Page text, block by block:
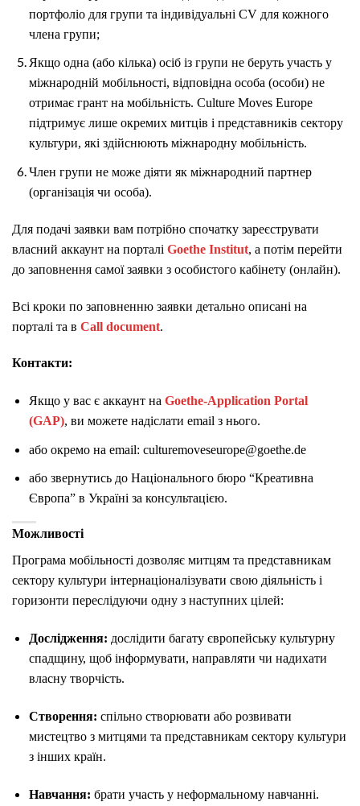
портфоліо для групи та індивідуальні CV для кожного
члена групи;
Якщо одна (або кілька) осіб із групи не беруть участь у
міжнародній мобільності, відповідна особа (особи) не
отримає грант на мобільність. Culture Moves Europe
підтримує лише окремих митців і представників сектору
культури, які здійснюють міжнародну мобільність.
Член групи не може діяти як міжнародний партнер
(організація чи особа).
Для подачі заявки вам потрібно спочатку зареєструвати
власний аккаунт на порталі Goethe Institut, а потім перейти
до заповнення самої заявки з особистого кабінету (онлайн).
Всі кроки по заповненню заявки детально описані на
порталі та в Call document.
Контакти:
Якщо у вас є аккаунт на Goethe-Application Portal
(GAP), ви можете надіслати email з нього.
або окремо на email: culturemoveseurope@goethe.de
або звернутись до Національного бюро “Креативна
Європа” в Україні за консультацією.
Можливості
Програма мобільності дозволяє митцям та представникам
сектору культури інтернаціоналізувати свою діяльність і
горизонти переслідуючи одну з наступних цілей:
Дослідження: дослідити багату європейську культурну
спадщину, щоб інформувати, направляти чи надихати
власну творчість.
Створення: спільно створювати або розвивати
мистецтво з митцями та представникам сектору культури
з інших країн.
Навчання: брати участь у неформальному навчанні.